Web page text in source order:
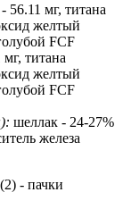
56.11 мг, титана
желтый
FCF
титана
желтый
FCF
шеллак - 24-27%
железа
- пачки